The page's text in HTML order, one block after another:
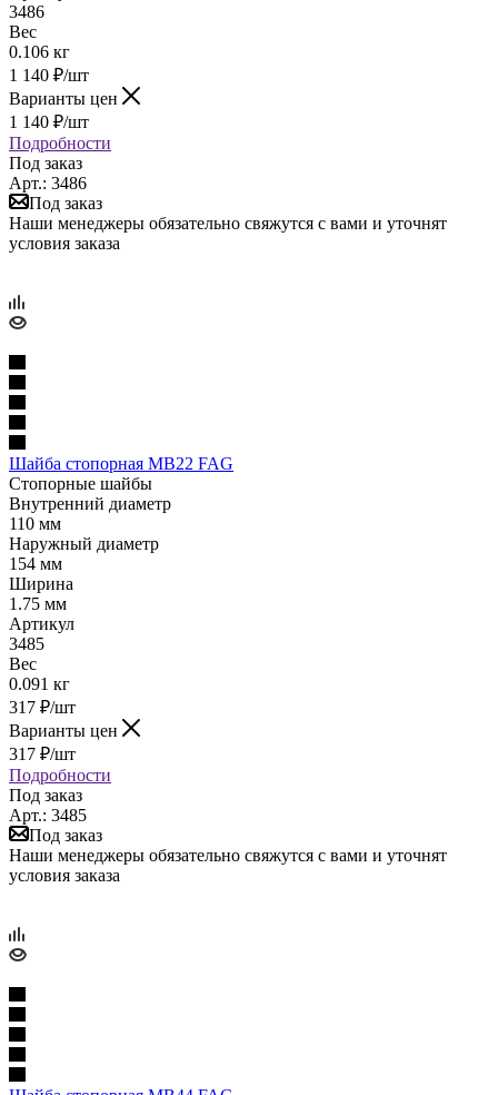
3486
Вес
0.106 кг
1 140 ₽/шт
Варианты цен
1 140 ₽/шт
Подробности
Под заказ
Арт.: 3486
Под заказ
Наши менеджеры обязательно свяжутся с вами и уточнят
условия заказа
Шайба стопорная MB22 FAG
Стопорные шайбы
Внутренний диаметр
110 мм
Наружный диаметр
154 мм
Ширина
1.75 мм
Артикул
3485
Вес
0.091 кг
317 ₽/шт
Варианты цен
317 ₽/шт
Подробности
Под заказ
Арт.: 3485
Под заказ
Наши менеджеры обязательно свяжутся с вами и уточнят
условия заказа